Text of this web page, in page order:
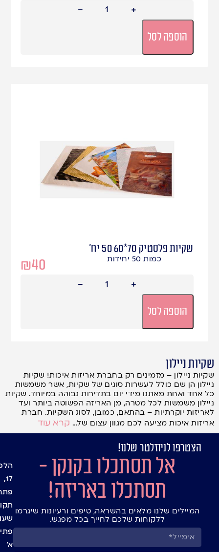
הוספה לסל
שקיות פלסטיק 70*60 50 יח'
₪40 כמות 50 יחידות
הוספה לסל
שקיות ניילון
שקיות ניילון – מזמינים רק בחברת אריזות איכות! שקיות
ניילון הן שם כולל לעשרות סוגים של שקיות, אשר משמשות
כל אחד ואחת מאתנו מידי יום בתדירות גבוהה במיוחד. שקיות
ניילון משמשות לכל מטרה, מן האריזה הפשוטה ביותר ועד
לאריזות יוקרתיות – בהתאם, כמובן, לסוג השקיות. חברת
אריזות איכות מציעה לכם מגוון עצום של… קרא עוד
הצטרפו לניוזלטר שלנו!
אל תסתכלו בקנקן -
תסתכלו באריזה!
המיילים שלנו מלאים בהשראה, טיפים ורעיונות שיגרמו
ללקוחות שלכם לחייך בכל מפגש.
חגים
בלוג
חנות
קשר
17,
א’